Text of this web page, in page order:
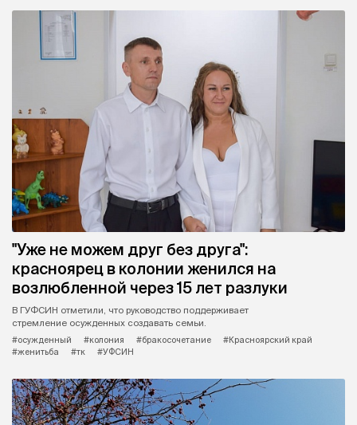
"Уже не можем друг без друга":
красноярец в колонии женился на
возлюбленной через 15 лет разлуки
В ГУФСИН отметили, что руководство поддерживает
стремление осужденных создавать семьи.
#осужденный
#колония #бракосочетание
#Красноярский край
#женитьба
#тк #УФСИН